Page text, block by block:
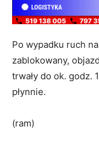
Po wypadku ruch
zablokowany,
trwały do ok. godz.
płynnie.
(ram)